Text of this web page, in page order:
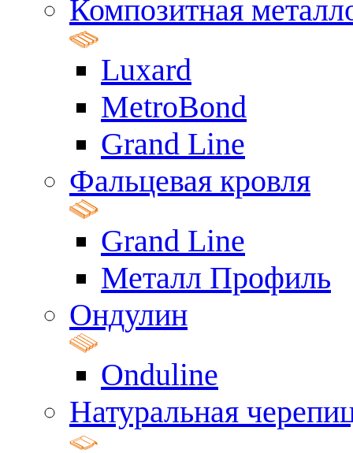
Композитная
Luxard
MetroBond
Grand Line
Фальцевая кровля
Grand Line
Металл Профиль
Ондулин
Onduline
Натуральная